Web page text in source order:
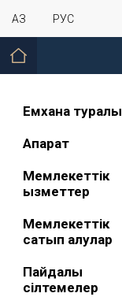
ҚАЗ РУС
Емхана туралы
Ақпарат
Мемлекеттік
қызметтер
Мемлекеттік
сатып алулар
Пайдалы
сілтемелер